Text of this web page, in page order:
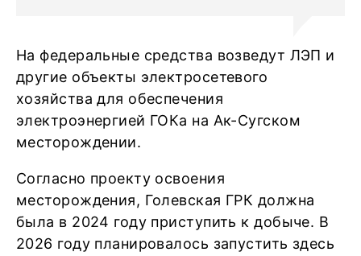
На федеральные средства возведут ЛЭП и
другие объекты электросетевого
хозяйства для обеспечения
электроэнергией ГОКа на Ак-Сугском
месторождении.
Согласно проекту освоения
месторождения, Голевская ГРК должна
была в 2024 году приступить к добыче. В
2026 году планировалось запустить здесь